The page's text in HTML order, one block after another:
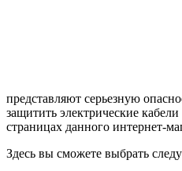
представляют серьезную
защитить электрические
страницах данного интернет-
Здесь вы сможете выбрать